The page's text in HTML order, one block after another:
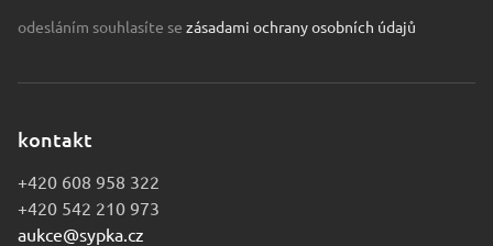
odesláním souhlasíte se zásadami ochrany osobních údajů
kontakt
+420 608 958 322
+420 542 210 973
aukce@sypka.cz